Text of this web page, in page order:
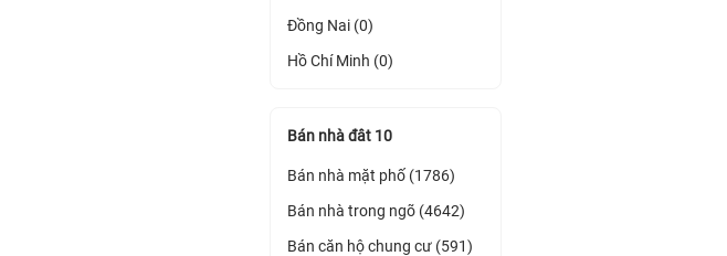
Đồng Nai (0)
Hồ Chí Minh (0)
Bán nhà đât 10
Bán nhà mặt phố (1786)
Bán nhà trong ngõ (4642)
Bán căn hộ chung cư (591)